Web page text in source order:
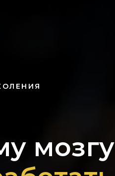
мозгу